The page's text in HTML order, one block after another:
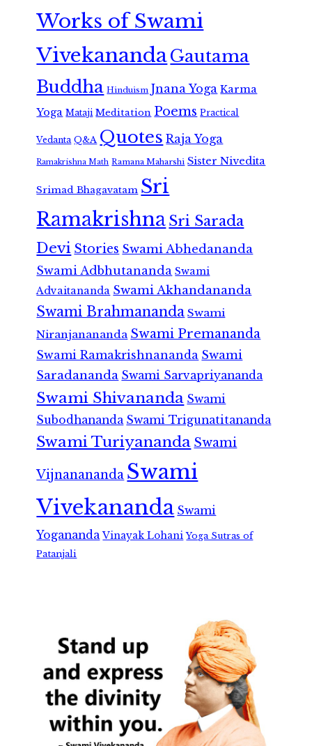
Works of Swami
VivekanandaGautama
Buddha Hinduism Jnana Yoga Karma
Yoga Mataji Meditation Poems Practical
Vedanta Q&A Quotes Raja Yoga
Ramakrishna Math Ramana Maharshi Sister Nivedita
Srimad Bhagavatam Sri
RamakrishnaSri Sarada
Devi Stories Swami Abhedananda
Swami Adbhutananda Swami
Advaitananda Swami Akhandananda
Swami Brahmananda Swami
Niranjanananda Swami Premananda
Swami Ramakrishnananda Swami
Saradananda Swami Sarvapriyananda
Swami Shivananda Swami
Subodhananda Swami Trigunatitananda
Swami Turiyananda Swami
Vijnanananda Swami
Vivekananda Swami
Yogananda Vinayak Lohani Yoga Sutras of
Patanjali